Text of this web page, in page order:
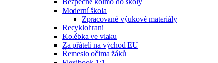
Bezpečně kolmo do školy
Moderní škola
Zpracované výukové materiály
Recyklohraní
Kolébka ve vlaku
Za přáteli na východ EU
Řemeslo očima žáků